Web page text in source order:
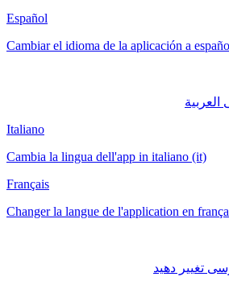
Cambiar el idioma de la
Cambia la lingua dell'app in
Changer la langue de